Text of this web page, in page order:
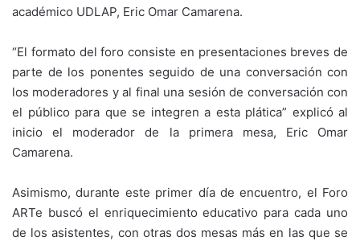
académico UDLAP, Eric Omar Camarena.
“El formato del foro consiste en presentaciones breves de
parte de los ponentes seguido de una conversación con
los moderadores y al final una sesión de conversación con
el público para que se integren a esta plática” explicó al
inicio el moderador de la primera mesa, Eric Omar
Camarena.
Asimismo, durante este primer día de encuentro, el Foro
ARTe buscó el enriquecimiento educativo para cada uno
de los asistentes, con otras dos mesas más en las que se